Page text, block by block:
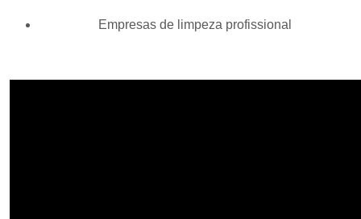
Empresas de limpeza profissional